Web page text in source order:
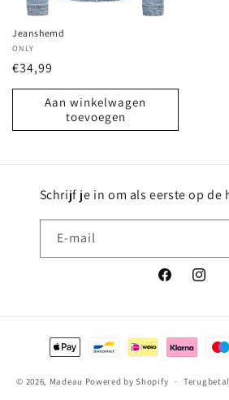
Jeanshemd
Verkoper:
ONLY
Normale
prijs
€34,99
Aan winkelwagen
toevoegen
Schrijf je in om als eerste op de
E‑mail
Facebook
Betaalmethoden
© 2026, Madeau Powered by Shopify